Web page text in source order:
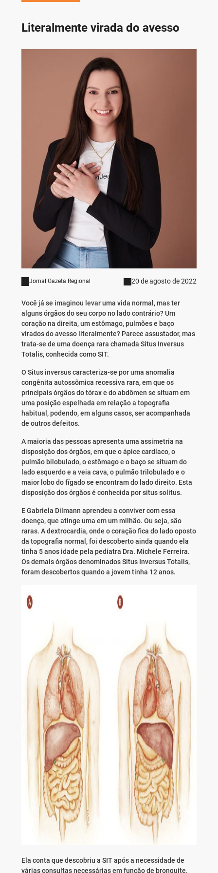
Literalmente virada do avesso
Jornal Gazeta Regional 20 de agosto de 2022
Você já se imaginou levar uma vida normal, mas ter
alguns órgãos do seu corpo no lado contrário? Um
coração na direita, um estômago, pulmões e baço
virados do avesso literalmente? Parece assustador, mas
trata-se de uma doença rara chamada Situs Inversus
Totalis, conhecida como SIT.
O Situs inversus caracteriza-se por uma anomalia
congênita autossômica recessiva rara, em que os
principais órgãos do tórax e do abdômen se situam em
uma posição espelhada em relação a topografia
habitual, podendo, em alguns casos, ser acompanhada
de outros defeitos.
A maioria das pessoas apresenta uma assimetria na
disposição dos órgãos, em que o ápice cardíaco, o
pulmão bilobulado, o estômago e o baço se situam do
lado esquerdo e a veia cava, o pulmão trilobulado e o
maior lobo do fígado se encontram do lado direito. Esta
disposição dos órgãos é conhecida por situs solitus.
E Gabriela Dilmann aprendeu a conviver com essa
doença, que atinge uma em um milhão. Ou seja, são
raras. A dextrocardia, onde o coração fica do lado oposto
da topografia normal, foi descoberto ainda quando ela
tinha 5 anos idade pela pediatra Dra. Michele Ferreira.
Os demais órgãos denominados Situs Inversus Totalis,
foram descobertos quando a jovem tinha 12 anos.
Ela conta que descobriu a SIT após a necessidade de
várias consultas necessárias em função de bronquite.